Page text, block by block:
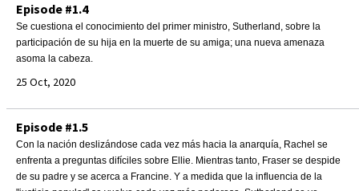
Episode #1.4
Se cuestiona el conocimiento del primer ministro, Sutherland, sobre la
participación de su hija en la muerte de su amiga; una nueva amenaza
asoma la cabeza.
25 Oct, 2020
Episode #1.5
Con la nación deslizándose cada vez más hacia la anarquía, Rachel se
enfrenta a preguntas difíciles sobre Ellie. Mientras tanto, Fraser se despide
de su padre y se acerca a Francine. Y a medida que la influencia de la